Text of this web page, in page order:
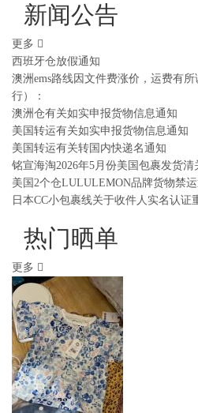
新闻公告
更多
西班牙仓放假通知
澳洲ems路线因文件费涨价，运费有所
行）：
澳洲仓有关如实申报货物信息通知
美国转运有关如实申报货物信息通知
美国转运有关转国内快递名通知
铭宣海淘2026年5月份美国包裹发货清
美国2个仓LULULEMON品牌货物禁
日本CC小包裹线关于收件人实名认证
热门晒单
更多